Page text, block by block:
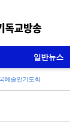
일반뉴스
예술인기도회